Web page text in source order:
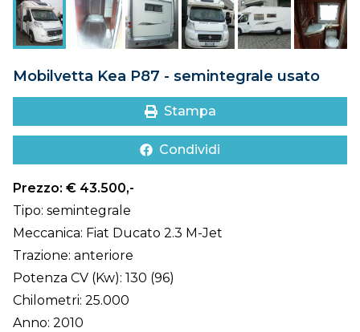
DOVE SIAMO
CONTATTI
Mobilvetta Kea P87 - semintegrale usato
Stampa
Condividi
Prezzo: € 43.500,-
Tipo: semintegrale
Meccanica: Fiat Ducato 2.3 M-Jet
Trazione: anteriore
Potenza CV (Kw): 130 (96)
Chilometri: 25.000
Anno: 2010